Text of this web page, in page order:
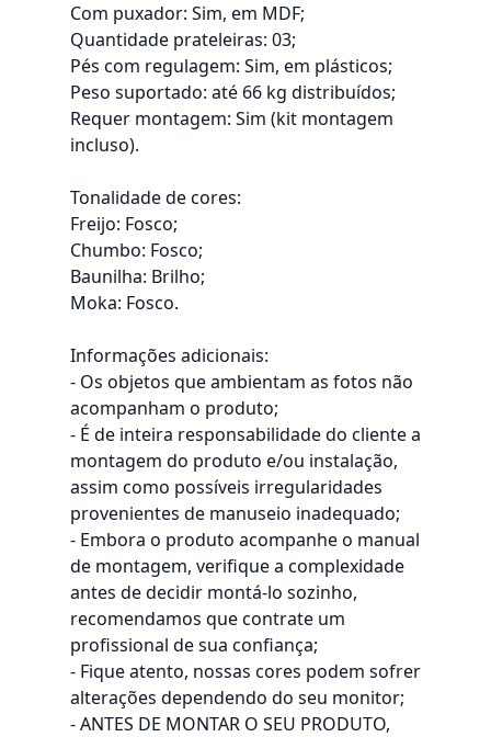
Com puxador: Sim, em MDF;
Quantidade prateleiras: 03;
Pés com regulagem: Sim, em plásticos;
Peso suportado: até 66 kg distribuídos;
Requer montagem: Sim (kit montagem
incluso).
Tonalidade de cores:
Freijo: Fosco;
Chumbo: Fosco;
Baunilha: Brilho;
Moka: Fosco.
Informações adicionais:
- Os objetos que ambientam as fotos não
acompanham o produto;
- É de inteira responsabilidade do cliente a
montagem do produto e/ou instalação,
assim como possíveis irregularidades
provenientes de manuseio inadequado;
- Embora o produto acompanhe o manual
de montagem, verifique a complexidade
antes de decidir montá-lo sozinho,
recomendamos que contrate um
profissional de sua confiança;
- Fique atento, nossas cores podem sofrer
alterações dependendo do seu monitor;
- ANTES DE MONTAR O SEU PRODUTO,